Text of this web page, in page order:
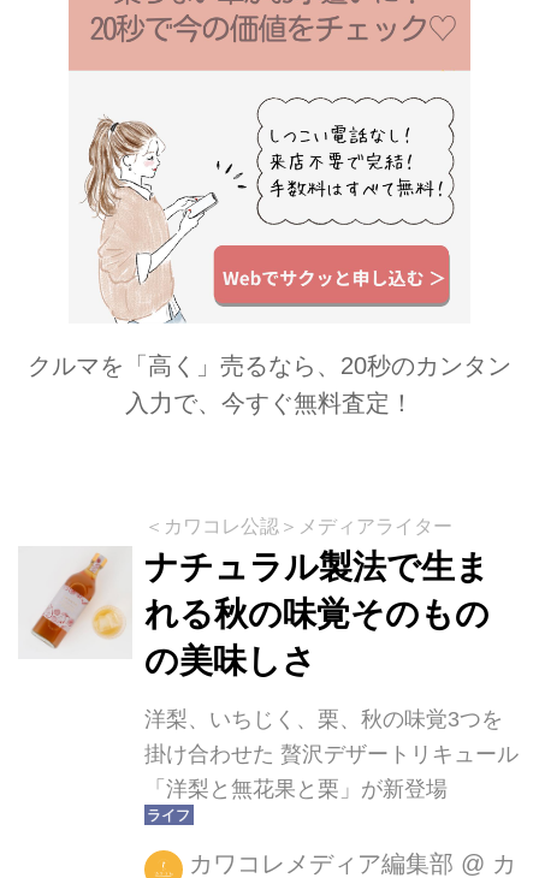
クルマを「高く」売るなら、20秒のカンタン
入力で、今すぐ無料査定！
＜カワコレ公認＞メディアライター
ナチュラル製法で生ま
れる秋の味覚そのもの
の美味しさ
洋梨、いちじく、栗、秋の味覚3つを
掛け合わせた 贅沢デザートリキュール
「洋梨と無花果と栗」が新登場
カワコレメディア編集部 @ カ